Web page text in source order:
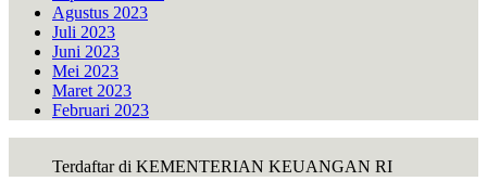
Agustus 2023
Juli 2023
Juni 2023
Mei 2023
Maret 2023
Februari 2023
Terdaftar di KEMENTERIAN KEUANGAN RI